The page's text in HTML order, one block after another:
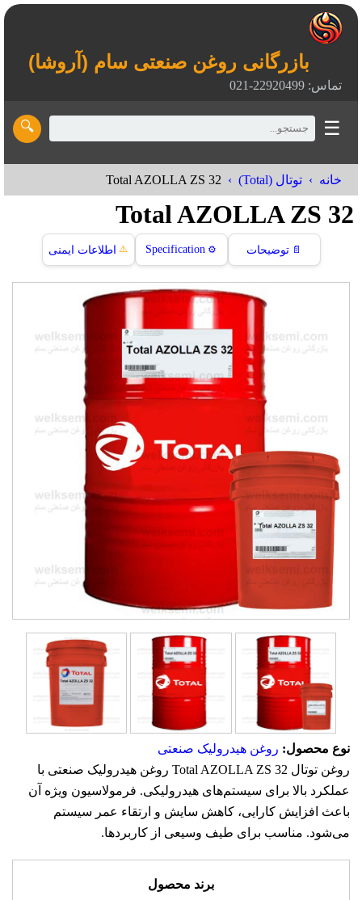
بازرگانی روغن صنعتی سام (آروشا)
تماس: 22920499-021
☰
🔍
خانه توتال (Total) Total AZOLLA ZS 32
Total AZOLLA ZS 32
📄 توضیحات ⚙️
Specification
⚠️ اطلاعات ایمنی
نوع محصول: روغن هیدرولیک صنعتی
روغن توتال Total AZOLLA ZS 32 روغن هیدرولیک صنعتی با
عملکرد بالا برای سیستم‌های هیدرولیکی. فرمولاسیون ویژه آن
باعث افزایش کارایی، کاهش سایش و ارتقاء عمر سیستم
می‌شود. مناسب برای طیف وسیعی از کاربردها.
برند محصول